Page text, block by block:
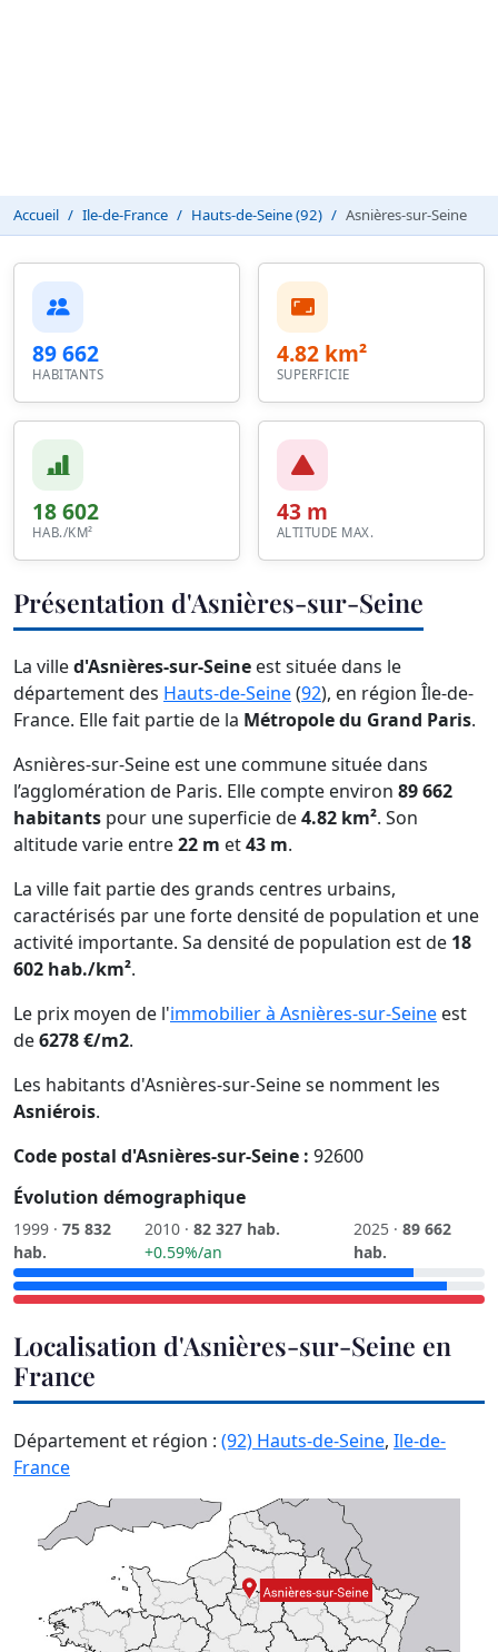
Accueil Ile-de-France Hauts-de-Seine (92) Asnières-sur-Seine
89 662
HABITANTS
4.82 km²
SUPERFICIE
18 602
HAB./KM²
43 m
ALTITUDE MAX.
Présentation d'Asnières-sur-Seine
La villed'Asnières-sur-Seine est située dans le
département des Hauts-de-Seine(92), en région Île-de-
France. Elle fait partie de la Métropole du Grand Paris.
Asnières-sur-Seine est une commune située dans
l’agglomération de Paris. Elle compte environ 89 662
habitants pour une superficie de4.82 km². Son
altitude varie entre22 m et43 m.
La ville fait partie des grands centres urbains,
caractérisés par une forte densité de population et une
activité importante. Sa densité de population est de 18
602 hab./km².
Le prix moyen de l'immobilier à Asnières-sur-Seine est
de6278 €/m2.
Les habitants d'Asnières-sur-Seine se nomment les
Asniérois.
Code postal d'Asnières-sur-Seine : 92600
Évolution démographique
1999 · 75 832
hab.
2010 · 82 327 hab.
+0.59%/an
2025 ·89 662
hab.
Localisation d'Asnières-sur-Seine en
France
Département et région : (92) Hauts-de-Seine, Ile-de-
France